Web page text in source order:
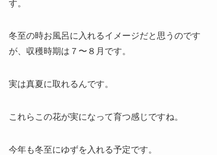
す。
冬至の時お風呂に入れるイメージだと思うのです
が、収穫時期は７〜８月です。
実は真夏に取れるんです。
これらこの花が実になって育つ感じですね。
今年も冬至にゆずを入れる予定です。